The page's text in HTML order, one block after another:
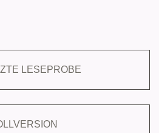
LESEPROBE